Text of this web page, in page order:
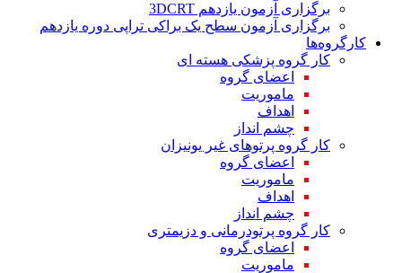
برگزاری آزمون یازدهم 3DCRT
برگزاری آزمون سطح یک براکی تراپی دوره یازدهم
کارگروه‌ها
کار گروه پزشکی هسته ای
اعضای گروه
ماموریت
اهداف
چشم انداز
کار گروه پرتوهای غیر یونیزان
اعضای گروه
ماموریت
اهداف
چشم انداز
کار گروه پرتودرمانی و دزیمتری
اعضای گروه
ماموریت